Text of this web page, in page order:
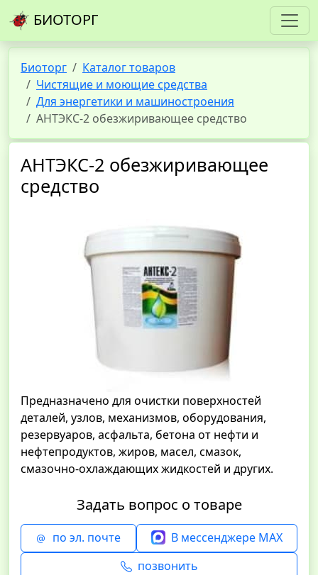
БИОТОРГ
Биоторг
Каталог товаров
Чистящие и моющие средства
Для энергетики и машиностроения
АНТЭКС-2 обезжиривающее средство
АНТЭКС-2 обезжиривающее
средство
Предназначено для очистки поверхностей
деталей, узлов, механизмов, оборудования,
резервуаров, асфальта, бетона от нефти и
нефтепродуктов, жиров, масел, смазок,
смазочно-охлаждающих жидкостей и других.
Задать вопрос о товаре
по эл. почте
В мессенджере MAX
позвонить